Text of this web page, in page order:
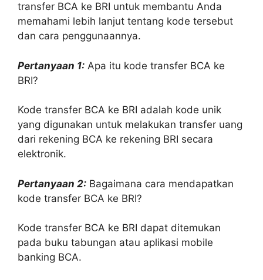
transfer BCA ke BRI untuk membantu Anda
memahami lebih lanjut tentang kode tersebut
dan cara penggunaannya.
Pertanyaan 1: Apa itu kode transfer BCA ke
BRI?
Kode transfer BCA ke BRI adalah kode unik
yang digunakan untuk melakukan transfer uang
dari rekening BCA ke rekening BRI secara
elektronik.
Pertanyaan 2: Bagaimana cara mendapatkan
kode transfer BCA ke BRI?
Kode transfer BCA ke BRI dapat ditemukan
pada buku tabungan atau aplikasi mobile
banking BCA.